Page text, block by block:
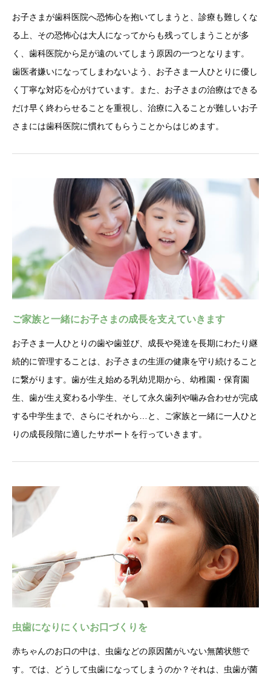
お子さまが歯科医院へ恐怖心を抱いてしまうと、診療も難しくな
る上、その恐怖心は大人になってからも残ってしまうことが多
く、歯科医院から足が遠のいてしまう原因の一つとなります。
歯医者嫌いになってしまわないよう、お子さま一人ひとりに優し
く丁寧な対応を心がけています。また、お子さまの治療はできる
だけ早く終わらせることを重視し、治療に入ることが難しいお子
さまには歯科医院に慣れてもらうことからはじめます。
ご家族と一緒にお子さまの成長を支えていきます
お子さま一人ひとりの歯や歯並び、成長や発達を長期にわたり継
続的に管理することは、お子さまの生涯の健康を守り続けること
に繋がります。歯が生え始める乳幼児期から、幼稚園・保育園
生、歯が生え変わる小学生、そして永久歯列や噛み合わせが完成
する中学生まで、さらにそれから…と、ご家族と一緒に一人ひと
りの成長段階に適したサポートを行っていきます。
虫歯になりにくいお口づくりを
赤ちゃんのお口の中は、虫歯などの原因菌がいない無菌状態で
す。では、どうして虫歯になってしまうのか？それは、虫歯が菌